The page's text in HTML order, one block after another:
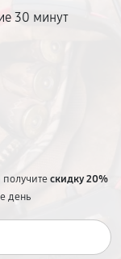
30 минут
скидку 20%
день